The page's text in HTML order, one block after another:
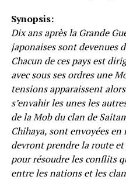
Synopsis:
Dix ans après la Grande
japonaises sont devenues
Chacun de ces pays est
avec sous ses ordres une
tensions apparaissent
s’envahir les unes les
de la Mob du clan de
Chihaya, sont envoyées
devront prendre la route
pour résoudre les conflits
entre les nations et les